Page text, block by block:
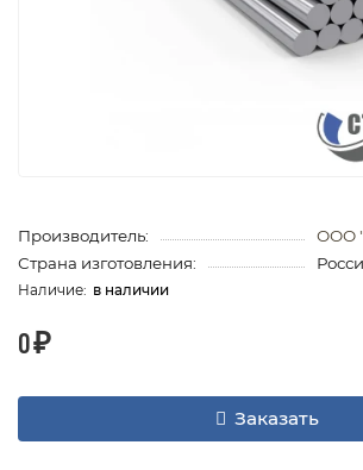
Производитель:
ООО
Страна изготовления:
в наличии
0 ₽
Заказать